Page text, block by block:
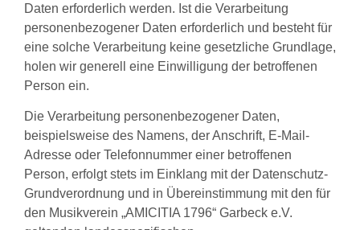
Daten erforderlich werden. Ist die Verarbeitung
personenbezogener Daten erforderlich und besteht für
eine solche Verarbeitung keine gesetzliche Grundlage,
holen wir generell eine Einwilligung der betroffenen
Person ein.
Die Verarbeitung personenbezogener Daten,
beispielsweise des Namens, der Anschrift, E-Mail-
Adresse oder Telefonnummer einer betroffenen
Person, erfolgt stets im Einklang mit der Datenschutz-
Grundverordnung und in Übereinstimmung mit den für
den Musikverein „AMICITIA 1796“ Garbeck e.V.